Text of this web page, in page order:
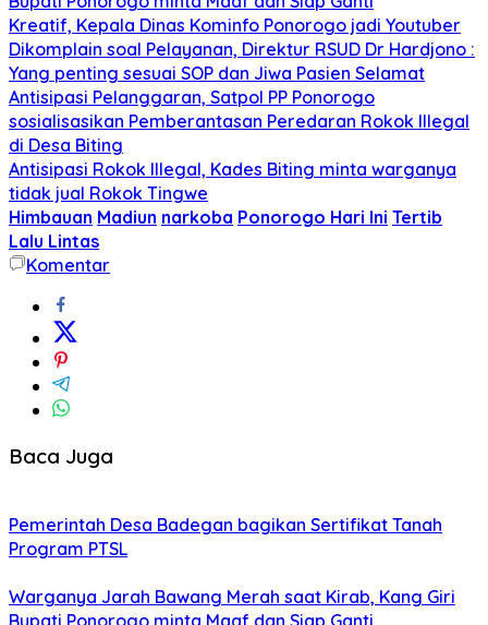
Kreatif, Kepala Dinas Kominfo Ponorogo jadi Youtuber
Dikomplain soal Pelayanan, Direktur RSUD Dr Hardjono :
Yang penting sesuai SOP dan Jiwa Pasien Selamat
Antisipasi Pelanggaran, Satpol PP Ponorogo
sosialisasikan Pemberantasan Peredaran Rokok Illegal
di Desa Biting
Antisipasi Rokok Illegal, Kades Biting minta warganya
tidak jual Rokok Tingwe
Himbauan Madiun narkoba Ponorogo Hari Ini Tertib
Lalu Lintas
Komentar
Baca Juga
Pemerintah Desa Badegan bagikan Sertifikat Tanah
Program PTSL
Warganya Jarah Bawang Merah saat Kirab, Kang Giri